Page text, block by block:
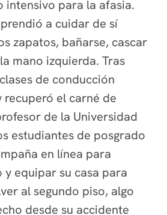
intensivo para la afasia.
a cuidar de sí
zapatos, bañarse, cascar
mano izquierda. Tras
de conducción
el carné de
de la Universidad
estudiantes de posgrado
en línea para
equipar su casa para
al segundo piso, algo
desde su accidente